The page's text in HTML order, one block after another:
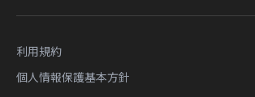
利用規約
個人情報保護基本方針